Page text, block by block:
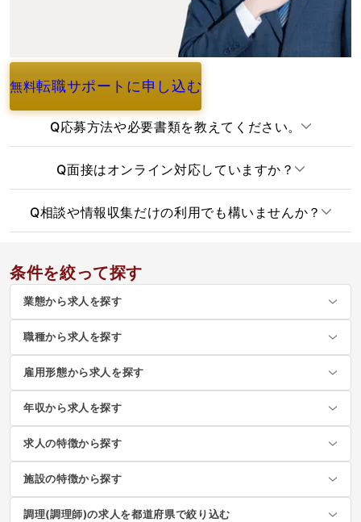
無料転職サポートに申し込む
よくあるご質問
Q応募方法や必要書類を教えてください。
Q面接はオンライン対応していますか？
Q相談や情報収集だけの利用でも構いませんか？
条件を絞って探す
業態から求人を探す
職種から求人を探す
雇用形態から求人を探す
年収から求人を探す
求人の特徴から探す
施設の特徴から探す
調理(調理師)の求人を都道府県で絞り込む